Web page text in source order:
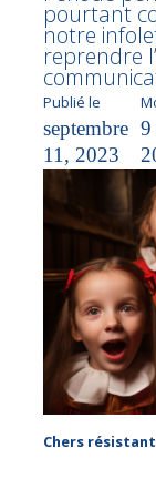
pourtant
notre
reprendre
Publié le
septembre
11, 2023
9
Chers